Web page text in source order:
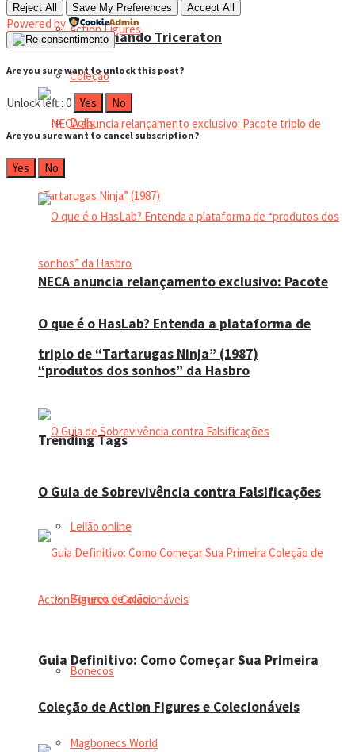
Shock Commando Triceraton
NECA anuncia relançamento exclusivo: Pacote
triplo de “Tartarugas Ninja” (1987)
Trending Tags
Leilão online
Boneco de ação
Bonecos
Magbonecs World
Action Figures
Coleção
Dolls
Manual do colecionador
O que é o HasLab? Entenda a plataforma de
“produtos dos sonhos” da Hasbro
O Guia de Sobrevivência contra Falsificações
Guia Definitivo: Como Começar Sua Primeira
Coleção de Action Figures e Colecionáveis
Reject All Save My Preferences Accept All
Powered by
Are you sure want to unlock this post?
Unlock left : 0 Yes No
Are you sure want to cancel subscription?
Yes No